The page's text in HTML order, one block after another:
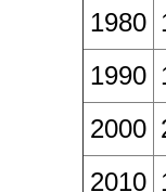
1980
1990
2000
2010